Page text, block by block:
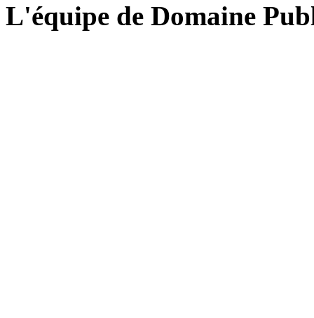
L'équipe de Domaine